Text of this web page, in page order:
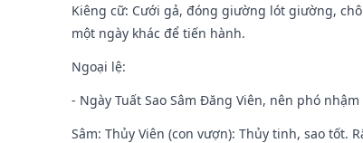
Kiêng cữ: Cưới gả, đóng giường lót giường,
một ngày khác để tiến hành.
Ngoại lệ:
- Ngày Tuất Sao Sâm Đăng Viên, nên phó
Sâm: Thủy Viên (con vượn): Thủy tinh, sao tốt.